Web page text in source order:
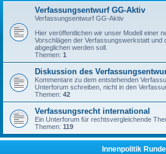
Verfassungsentwurf GG-Aktiv
Verfassungsentwurf GG-Aktiv
Hier veröffentlichen wir unser Modell einer
Vorschlägen der Verfassungswerkstatt und
abgeglichen werden soll.
Themen: 1
Diskussion des
Kommentare zu dem entstehenden
Unterforum schreiben, nicht in den
Themen: 42
Verfassungsrecht international
Ein Unterforum für rechtsvergleichende
Themen: 119
Innenpolitik